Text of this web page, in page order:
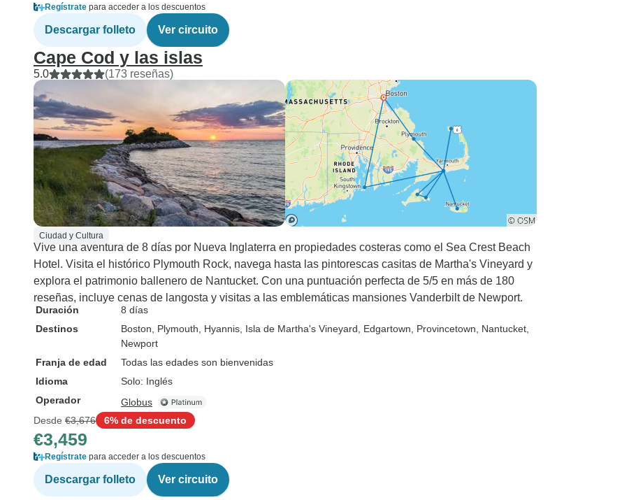
Regístrate para acceder a los descuentos
Descargar folleto Ver circuito
Cape Cod y las islas
5.0 (173 reseñas)
Ciudad y Cultura
Vive una aventura de 8 días por Nueva Inglaterra en propiedades costeras como el Sea Crest Beach
Hotel. Visita el histórico Plymouth Rock, navega hasta las pintorescas casitas de Martha's Vineyard y
explora el patrimonio ballenero de Nantucket. Con una puntuación perfecta de 5/5 en más de 180
reseñas, incluye cenas de langosta y visitas a las emblemáticas mansiones Vanderbilt de Newport.
Duración
8 días
Destinos
Boston , Plymouth , Hyannis , Isla de Martha's Vineyard , Edgartown , Provincetown , Nantucket
Newport
Franja de edad
Todas las edades son bienvenidas
Idioma
Solo: Inglés
Operador
Globus
Desde €3,676 6% de descuento
€3,459
Regístrate para acceder a los descuentos
Descargar folleto Ver circuito